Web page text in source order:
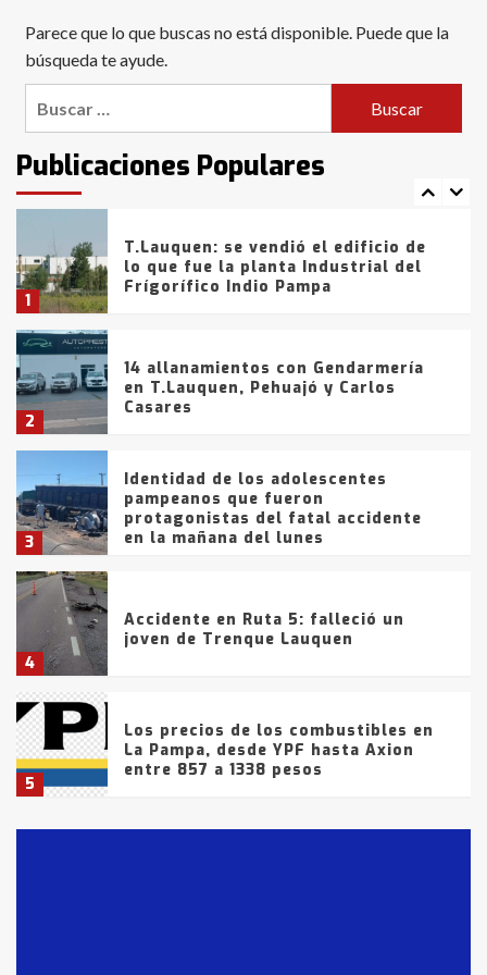
Parece que lo que buscas no está disponible. Puede que la
búsqueda te ayude.
Publicaciones Populares
6
con lluvias y heladas, en gran parte
de la provincia
intentaron evadir a la Policía
fueron detenidos por
comercialización de drogas en la
tarde del sábado
1
T.Lauquen: se vendió el edificio de
lo que fue la planta Industrial del
Frígorífico Indio Pampa
2
14 allanamientos con Gendarmería
en T.Lauquen, Pehuajó y Carlos
Casares
3
Identidad de los adolescentes
pampeanos que fueron
protagonistas del fatal accidente
en la mañana del lunes
4
Accidente en Ruta 5: falleció un
joven de Trenque Lauquen
5
Los precios de los combustibles en
La Pampa, desde YPF hasta Axion
entre 857 a 1338 pesos